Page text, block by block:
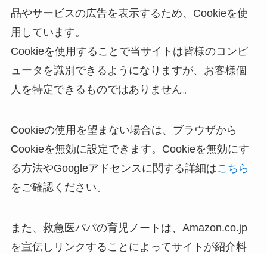
品やサービスの広告を表示するため、Cookieを使
用しています。
Cookieを使用することで当サイトは皆様のコンピ
ュータを識別できるようになりますが、お客様個
人を特定できるものではありません。
Cookieの使用を望まない場合は、ブラウザから
Cookieを無効に設定できます。Cookieを無効にす
る方法やGoogleアドセンスに関する詳細はこちら
をご確認ください。
また、救急医パパの育児ノートは、Amazon.co.jp
を宣伝しリンクすることによってサイトが紹介料